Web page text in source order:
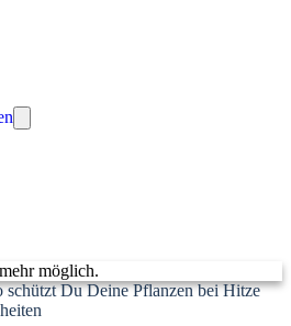
möglich.
schützt Du Deine Pflanzen bei Hitze